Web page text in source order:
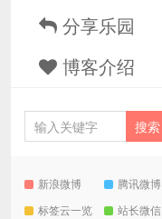
分享乐园
博客介绍
新浪微博
腾讯微博
标签云一览
站长微信